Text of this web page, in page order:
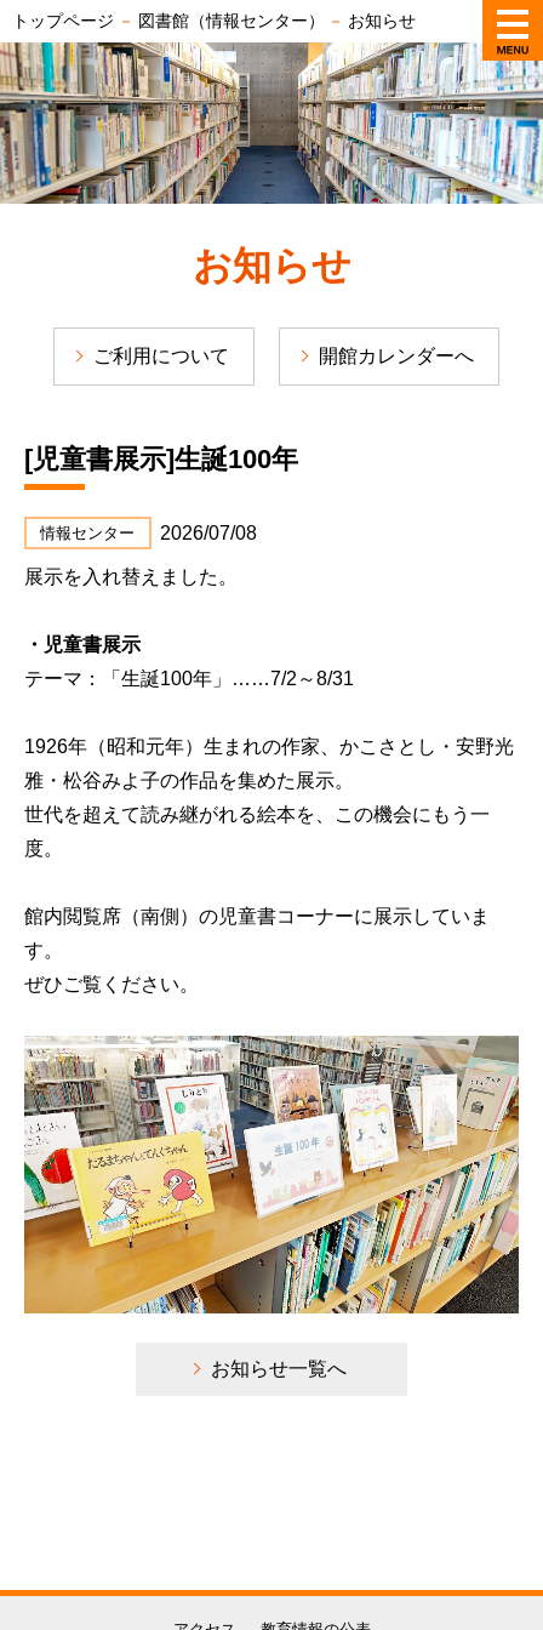
トップページ － 図書館（情報センター） － お知らせ
お知らせ
ご利用について 開館カレンダーへ
[児童書展示]生誕100年
情報センター 2026/07/08
展示を入れ替えました。
・児童書展示
テーマ：「生誕100年」……7/2～8/31
1926年（昭和元年）生まれの作家、かこさとし・安野光
雅・松谷みよ子の作品を集めた展示。
世代を超えて読み継がれる絵本を、この機会にもう一
度。
館内閲覧席（南側）の児童書コーナーに展示していま
す。
ぜひご覧ください。
お知らせ一覧へ